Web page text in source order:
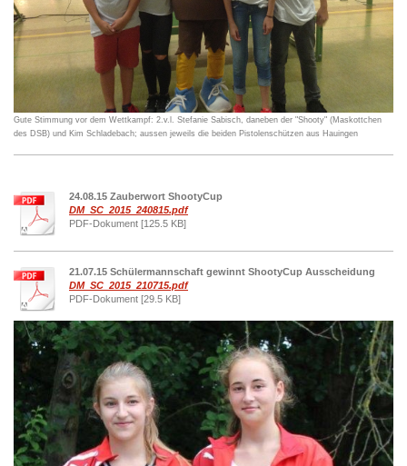
Gute Stimmung vor dem Wettkampf: 2.v.l. Stefanie Sabisch, daneben der "Shooty" (Maskottchen
des DSB) und Kim Schladebach; aussen jeweils die beiden Pistolenschützen aus Hauingen
24.08.15 Zauberwort ShootyCup
DM_SC_2015_240815.pdf
PDF-Dokument [125.5 KB]
21.07.15 Schülermannschaft gewinnt ShootyCup Ausscheidung
DM_SC_2015_210715.pdf
PDF-Dokument [29.5 KB]